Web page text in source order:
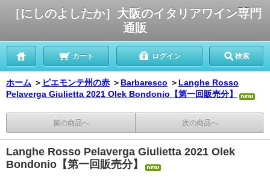
［にしのよしたか］大阪のイタリアワイン専門
通販
カート ログイン 検索
ホーム ＞ ピエモンテ州の赤 ＞ Barbaresco ＞ Langhe Rosso
Pelaverga Giulietta 2021 Olek Bondonio【第一回販売分】
前の商品へ 次の商品へ
Langhe Rosso Pelaverga Giulietta 2021 Olek
Bondonio【第一回販売分】